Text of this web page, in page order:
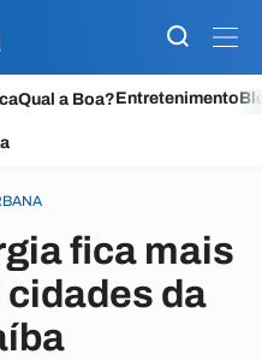
Qual a Boa?Entretenimento
fica mais
cidades da